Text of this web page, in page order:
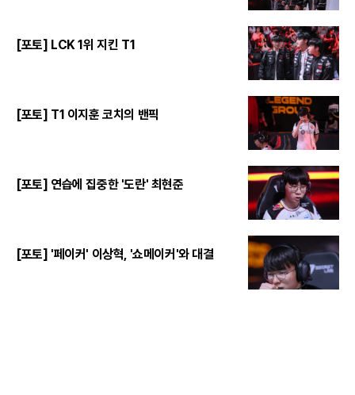
[포토] LCK 1위 지킨 T1
[포토] T1 이지훈 코치의 밴픽
[포토] 연습에 집중한 '도란' 최현준
[포토] '페이커' 이상혁, '쇼메이커'와 대결